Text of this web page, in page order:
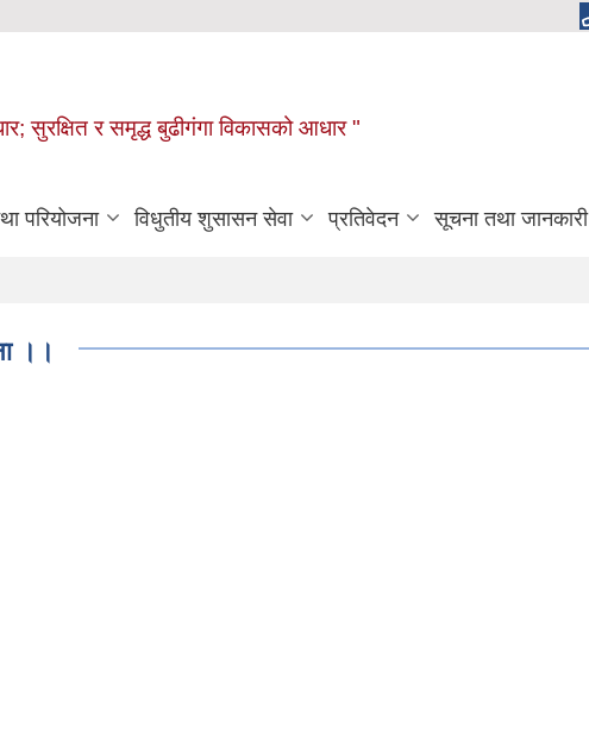
सुरक्षित र समृद्ध बुढीगंगा विकासको आधार "
परियोजना विधुतीय शुसासन सेवा प्रतिवेदन सूचना तथा जानकारी
।।